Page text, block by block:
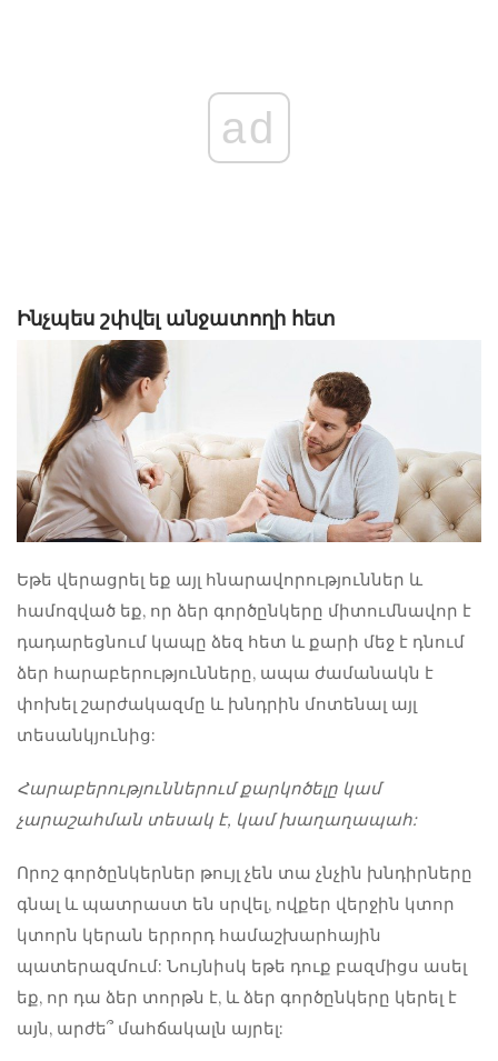
ad
Ինչպես շփվել անջատողի հետ
Եթե ​​վերացրել եք այլ հնարավորություններ և
համոզված եք, որ ձեր գործընկերը միտումնավոր է
դադարեցնում կապը ձեզ հետ և քարի մեջ է դնում
ձեր հարաբերությունները, ապա ժամանակն է
փոխել շարժակազմը և խնդրին մոտենալ այլ
տեսանկյունից:
Հարաբերություններում քարկոծելը կամ
չարաշահման տեսակ է, կամ խաղաղապահ:
Որոշ գործընկերներ թույլ չեն տա չնչին խնդիրները
գնալ և պատրաստ են սրվել, ովքեր վերջին կտոր
կտորն կերան երրորդ համաշխարհային
պատերազմում: Նույնիսկ եթե դուք բազմիցս ասել
եք, որ դա ձեր տորթն է, և ձեր գործընկերը կերել է
այն, արժե՞ մահճակալն այրել: